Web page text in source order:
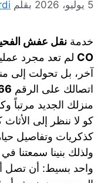
5 يوليو، 2026 بقلم
خدمة نقل عفش
CO لم تعد مجرد
آخر، بل تحولت إلى
اتصالك على الرقم
منزلك الجديد مرتباً
كو لا ننظر إلى
كذكريات وتفاصيل
ولذلك بنينا
واحد بسيط: أن تصل